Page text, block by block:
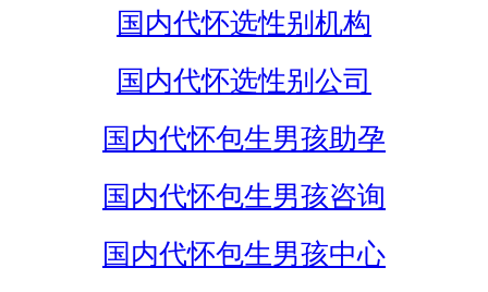
国内代怀选性别机构
国内代怀选性别公司
国内代怀包生男孩助孕
国内代怀包生男孩咨询
国内代怀包生男孩中心